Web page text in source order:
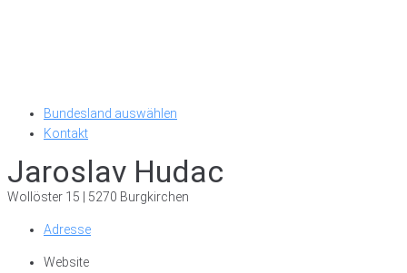
Bundesland auswählen
Kontakt
Jaroslav Hudac
Wollöster 15 | 5270 Burgkirchen
Adresse
Website